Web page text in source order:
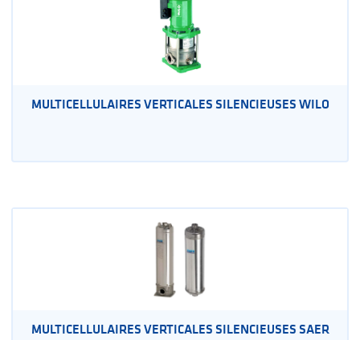
MULTICELLULAIRES VERTICALES SILENCIEUSES WILO
MULTICELLULAIRES VERTICALES SILENCIEUSES SAER